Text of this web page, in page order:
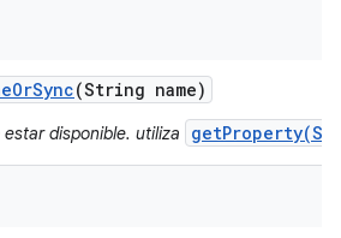
OrSync(String name)
disponible. utiliza